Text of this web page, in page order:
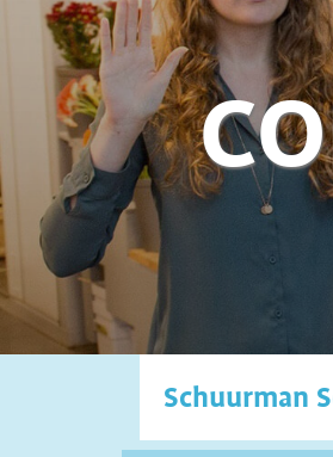
Schuurman